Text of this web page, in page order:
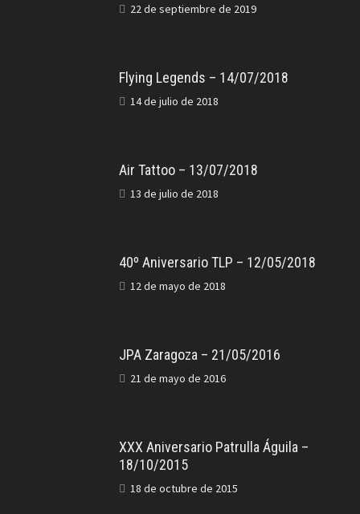
22 de septiembre de 2019
Flying Legends – 14/07/2018
14 de julio de 2018
Air Tattoo – 13/07/2018
13 de julio de 2018
40º Aniversario TLP – 12/05/2018
12 de mayo de 2018
JPA Zaragoza – 21/05/2016
21 de mayo de 2016
XXX Aniversario Patrulla Águila –
18/10/2015
18 de octubre de 2015